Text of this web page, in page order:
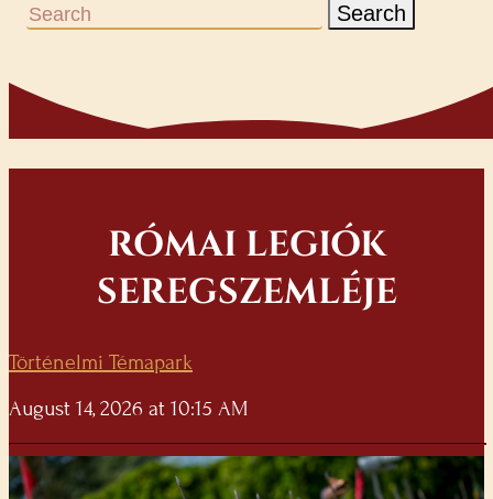
Search
RÓMAI LEGIÓK
SEREGSZEMLÉJE
Történelmi Témapark
August 14, 2026 at 10:15 AM